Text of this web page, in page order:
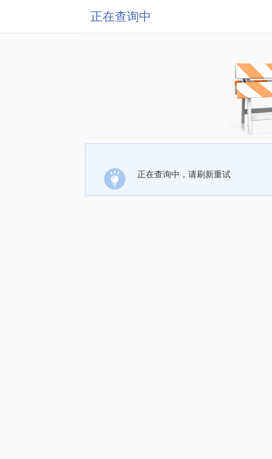
正在查询中
正在查询中，请刷新重试